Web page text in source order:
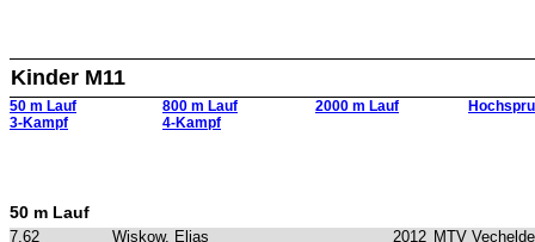
Kinder M11
50 m Lauf 800 m Lauf 2000 m Lauf
3-Kampf
4-Kampf
50 m Lauf
7,62 Wiskow, Elias 2012 MTV Vechelde